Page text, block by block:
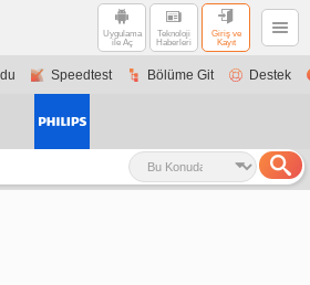
Uygulama
ile Aç
Teknoloji
Haberleri
Giriş ve
Kayıt
Speedtest Bölüme Git Destek